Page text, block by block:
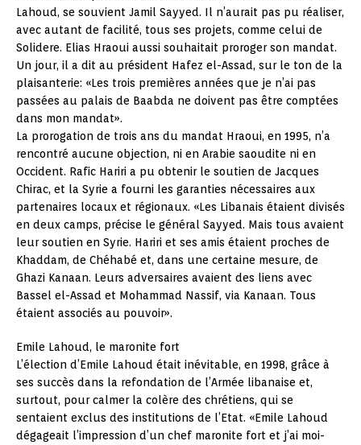
Lahoud, se souvient Jamil Sayyed. Il n’aurait pas pu réaliser,
avec autant de facilité, tous ses projets, comme celui de
Solidere. Elias Hraoui aussi souhaitait proroger son mandat.
Un jour, il a dit au président Hafez el-Assad, sur le ton de la
plaisanterie: «Les trois premières années que je n’ai pas
passées au palais de Baabda ne doivent pas être comptées
dans mon mandat».
La prorogation de trois ans du mandat Hraoui, en 1995, n’a
rencontré aucune objection, ni en Arabie saoudite ni en
Occident. Rafic Hariri a pu obtenir le soutien de Jacques
Chirac, et la Syrie a fourni les garanties nécessaires aux
partenaires locaux et régionaux. «Les Libanais étaient divisés
en deux camps, précise le général Sayyed. Mais tous avaient
leur soutien en Syrie. Hariri et ses amis étaient proches de
Khaddam, de Chéhabé et, dans une certaine mesure, de
Ghazi Kanaan. Leurs adversaires avaient des liens avec
Bassel el-Assad et Mohammad Nassif, via Kanaan. Tous
étaient associés au pouvoir».
Emile Lahoud, le maronite fort
L’élection d’Emile Lahoud était inévitable, en 1998, grâce à
ses succès dans la refondation de l’Armée libanaise et,
surtout, pour calmer la colère des chrétiens, qui se
sentaient exclus des institutions de l’Etat. «Emile Lahoud
dégageait l’impression d’un chef maronite fort et j’ai moi-